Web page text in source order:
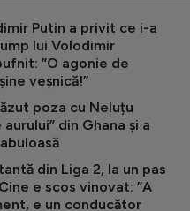
Putin a privit ce i-a
lui Volodimir
”O agonie de
veșnică!”
poza cu Neluțu
din Ghana și a
din Liga 2, la un pas
e scos vinovat: ”A
e un conducător